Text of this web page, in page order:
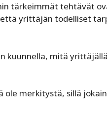
tärkeimmät tehtävät
yrittäjän todelliset
kuunnella, mitä
ole merkitystä, sillä